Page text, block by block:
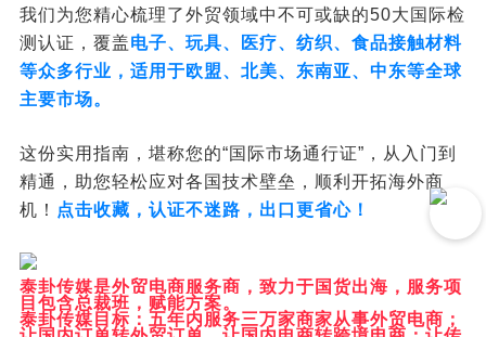
我们为您精心梳理了外贸领域中不可或缺的50大国际检
测认证，覆盖电子、玩具、医疗、纺织、食品接触材料
等众多行业，适用于欧盟、北美、东南亚、中东等全球
主要市场。
这份实用指南，堪称您的“国际市场通行证”，从入门到
精通，助您轻松应对各国技术壁垒，顺利开拓海外商
机！ 点击收藏，认证不迷路，出口更省心！
泰卦传媒是外贸电商服务商，致力于国货出海，服务项
目包含总裁班，赋能方案。
泰卦传媒目标：五年内服务三万家商家从事外贸电商；